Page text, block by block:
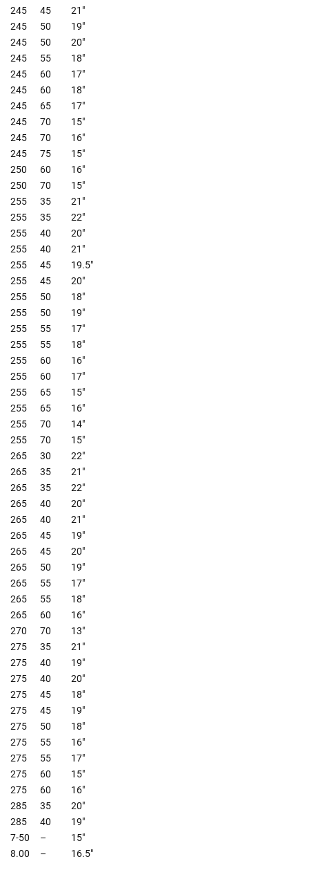
245 45
21"
245
50
19"
245
50
20"
245
55
18"
245
60
17"
245
60
18"
245
65
17"
245
70
15"
245
70
16"
245
75
15"
250
60
16"
250
70
15"
255
35
21"
255
35
22"
255
40
20"
255
40
21"
255
45
19.5"
255
45
20"
255
50
18"
255
50
19"
255
55
17"
255
55
18"
255
60
16"
255
60
17"
255
65
15"
255
65
16"
255
70
14"
255
70
15"
265
30
22"
265
35
21"
265
35
22"
265
40
20"
265
40
21"
265
45
19"
265
45
20"
265
50
19"
265
55
17"
265
55
18"
265
60
16"
270
70
13"
275
35
21"
275
40
19"
275
40
20"
275
45
18"
275
45
19"
275
50
18"
275
55
16"
275
55
17"
275
60
15"
275
60
16"
285
35
20"
285
40
19"
7-50
–
15"
8.00
– 16.5"